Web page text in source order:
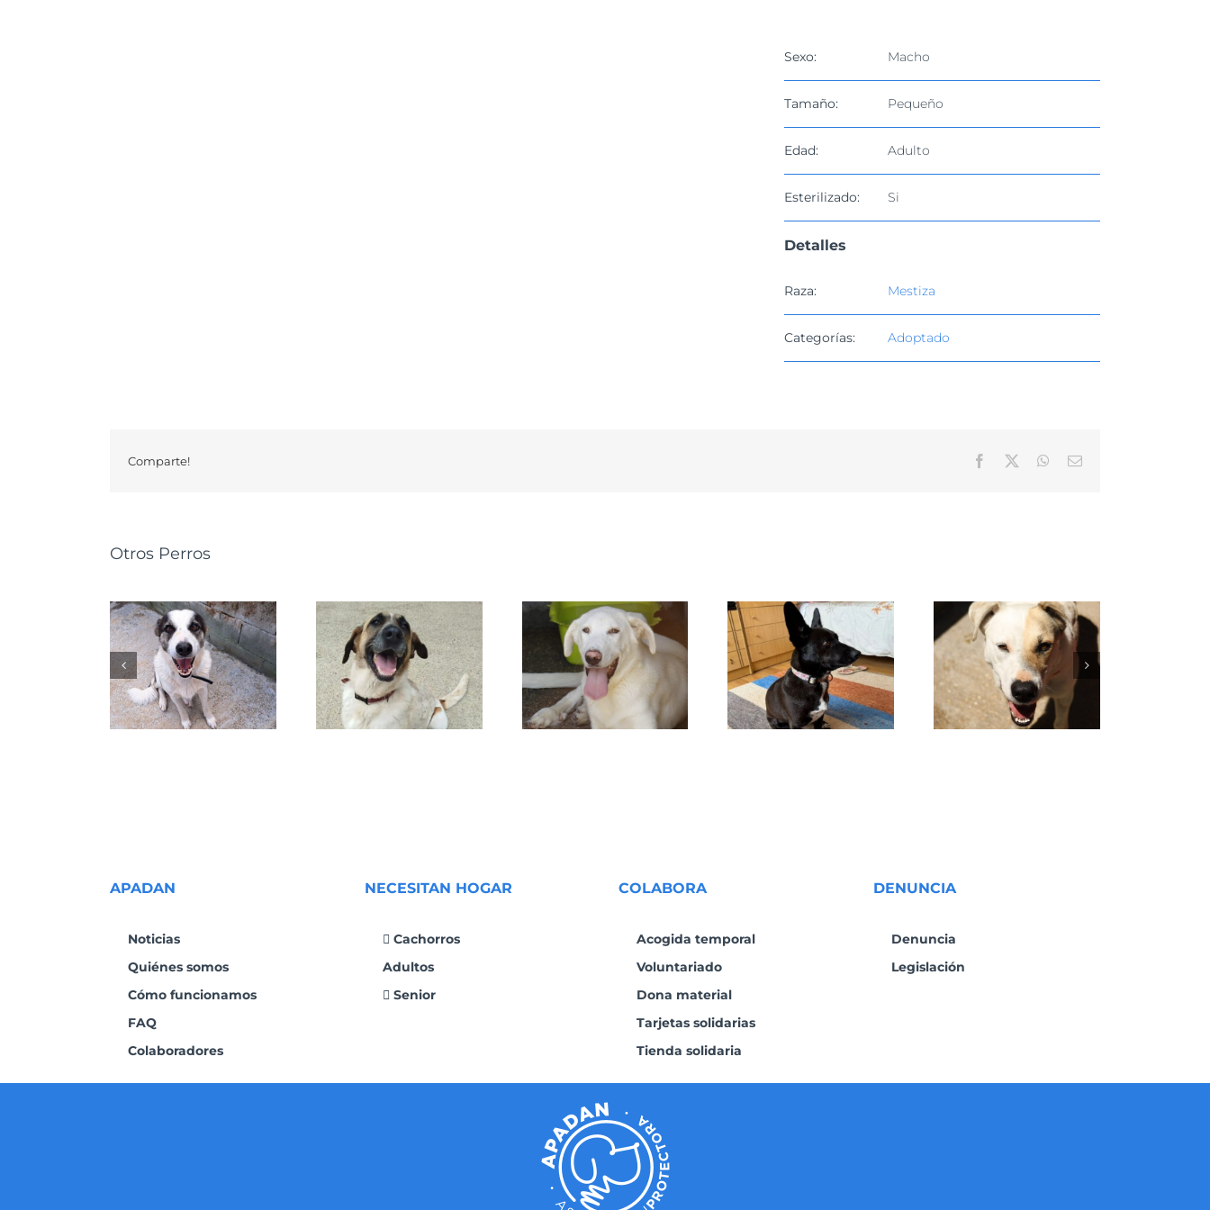
Sexo: Macho
Tamaño: Pequeño
Edad: Adulto
Esterilizado: Si
Detalles
Raza: Mestiza
Categorías: Adoptado
Comparte! Facebook WhatsApp
Correo
Otros Perros
NALA DAFNE SANSA VENUS
APADAN
Noticias
Quiénes somos
Cómo funcionamos
FAQ
Colaboradores
NECESITAN HOGAR
Cachorros
Adultos
Senior
COLABORA
Acogida temporal
Voluntariado
Dona material
Tarjetas solidarias
Tienda solidaria
DENUNCIA
Denuncia
Legislación